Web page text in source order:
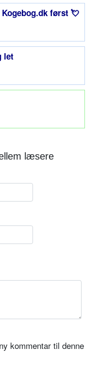
først 💘
let
læsere
kommentar til denne